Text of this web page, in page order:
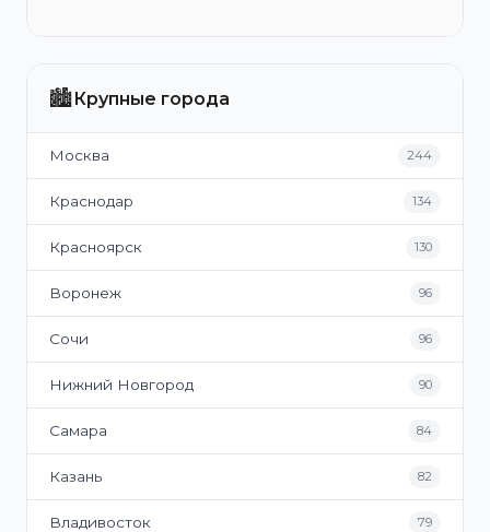
🏙️Крупные города
Москва 244
Краснодар 134
Красноярск 130
Воронеж 96
Сочи 96
Нижний Новгород 90
Самара 84
Казань 82
Владивосток 79